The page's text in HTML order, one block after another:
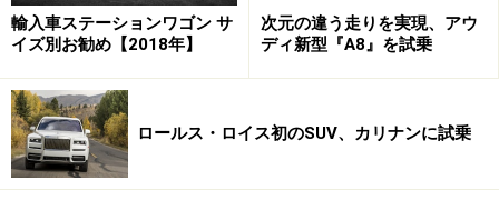
輸入車ステーションワゴン サ
イズ別お勧め【2018年】
次元の違う走りを実現、アウ
ディ新型『A8』を試乗
ロールス・ロイス初のSUV、カリナンに試乗